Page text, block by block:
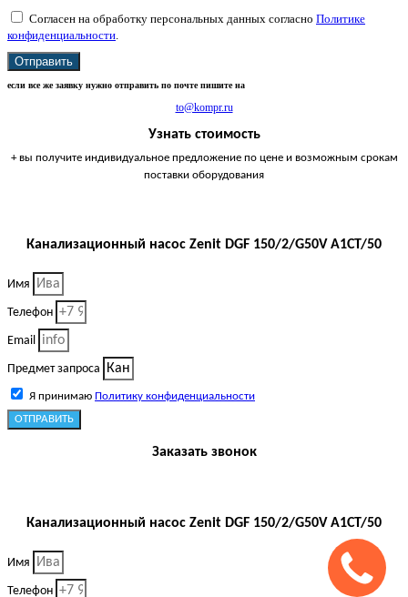
Согласен на обработку персональных данных согласно Политике
конфиденциальности.
Отправить
если все же заявку нужно отправить по почте пишите на
to@kompr.ru
Узнать стоимость
+ вы получите индивидуальное предложение по цене и возможным срокам
поставки оборудования
Канализационный насос Zenit DGF 150/2/G50V A1CT/50
Имя
Телефон
Email
Предмет запроса
Я принимаю Политику конфиденциальности
ОТПРАВИТЬ
Заказать звонок
Канализационный насос Zenit DGF 150/2/G50V A1CT/50
Имя
Телефон